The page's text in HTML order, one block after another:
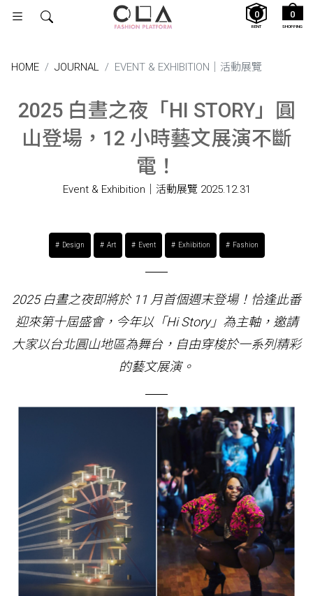
SHOPPING
0
RENT
0
HOME JOURNAL EVENT & EXHIBITION｜活動展覽
2025 白晝之夜「HI STORY」圓
山登場，12 小時藝文展演不斷
電！
Event & Exhibition｜活動展覽 2025.12.31
Design Art Event Exhibition Fashion
2025 白晝之夜即將於 11 月首個週末登場！恰逢此番
迎來第十屆盛會，今年以「Hi Story」為主軸，邀請
大家以台北圓山地區為舞台，自由穿梭於一系列精彩
的藝文展演。